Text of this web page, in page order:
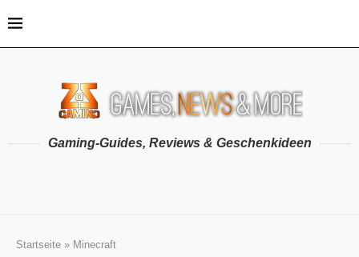
Gaming-Guides, Reviews & Geschenkideen
Startseite » Minecraft